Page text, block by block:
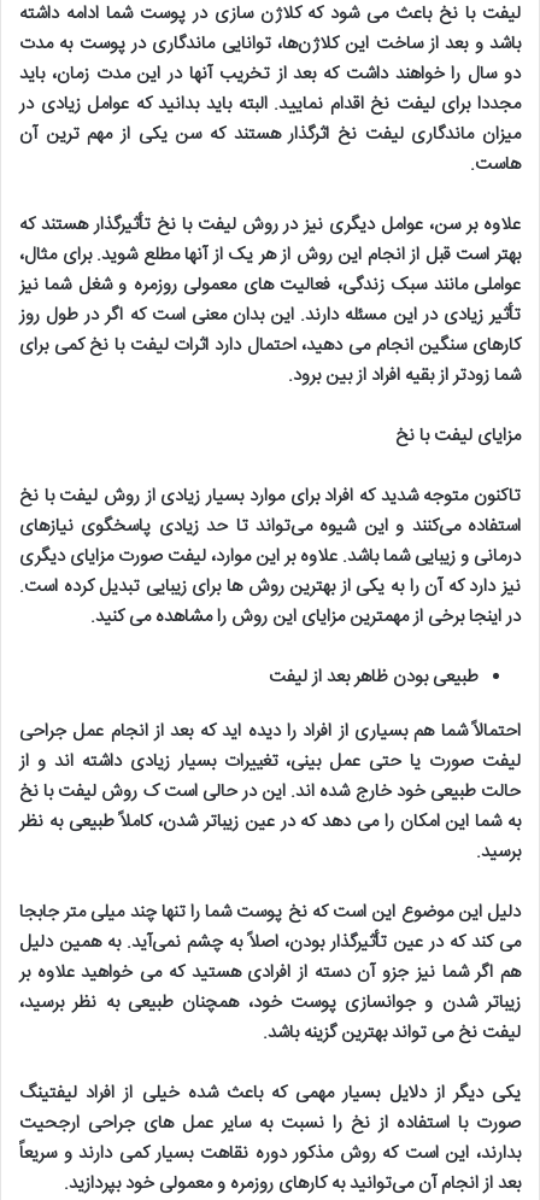
لیفت با نخ باعث می شود که کلاژن سازی در پوست شما ادامه داشته
باشد و بعد از ساخت این کلاژن‌ها، توانایی ماندگاری در پوست به مدت
دو سال را خواهند داشت که بعد از تخریب آنها در این مدت زمان، باید
مجددا برای لیفت نخ اقدام نمایید. البته باید بدانید که عوامل زیادی در
میزان ماندگاری لیفت نخ اثرگذار هستند که سن یکی از مهم ترین آن
هاست.
علاوه بر سن، عوامل دیگری نیز در روش لیفت با نخ تأثیرگذار هستند که
بهتر است قبل از انجام این روش از هر یک از آنها مطلع شوید. برای مثال،
عواملی مانند سبک زندگی، فعالیت های معمولی روزمره و شغل شما نیز
تأثیر زیادی در این مسئله دارند. این بدان معنی است که اگر در طول روز
کارهای سنگین انجام می دهید، احتمال دارد اثرات لیفت با نخ کمی برای
شما زودتر از بقیه افراد از بین برود.
مزایای لیفت با نخ
تاکنون متوجه شدید که افراد برای موارد بسیار زیادی از روش لیفت با نخ
استفاده می‌کنند و این شیوه می‌تواند تا حد زیادی پاسخگوی نیازهای
درمانی و زیبایی شما باشد. علاوه بر این موارد، لیفت صورت مزایای دیگری
نیز دارد که آن را به یکی از بهترین روش ها برای زیبایی تبدیل کرده است.
در اینجا برخی از مهمترین مزایای این روش را مشاهده می کنید.
طبیعی بودن ظاهر بعد از لیفت
احتمالاً شما هم بسیاری از افراد را دیده اید که بعد از انجام عمل جراحی
لیفت صورت یا حتی عمل بینی، تغییرات بسیار زیادی داشته اند و از
حالت طبیعی خود خارج شده اند. این در حالی است ک روش لیفت با نخ
به شما این امکان را می دهد که در عین زیباتر شدن، کاملاً طبیعی به نظر
برسید.
دلیل این موضوع این است که نخ پوست شما را تنها چند میلی متر جابجا
می کند که در عین تأثیرگذار بودن، اصلاً به چشم نمی‌آید. به همین دلیل
هم اگر شما نیز جزو آن دسته از افرادی هستید که می خواهید علاوه بر
زیباتر شدن و جوانسازی پوست خود، همچنان طبیعی به نظر برسید،
لیفت نخ می تواند بهترین گزینه باشد.
یکی دیگر از دلایل بسیار مهمی که باعث شده خیلی از افراد لیفتینگ
صورت با استفاده از نخ را نسبت به سایر عمل های جراحی ارجحیت
بدارند، این است که روش مذکور دوره نقاهت بسیار کمی دارند و سریعاً
بعد از انجام آن می‌توانید به کارهای روزمره و معمولی خود بپردازید.